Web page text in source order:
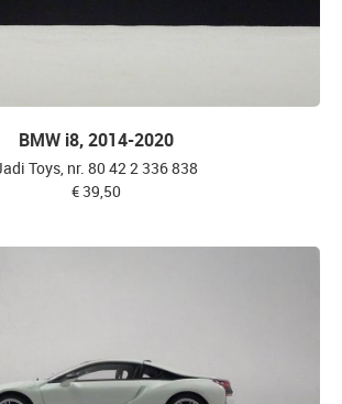
BMW i8, 2014-2020
Toys, nr. 80 42 2 336 838
€ 39,50